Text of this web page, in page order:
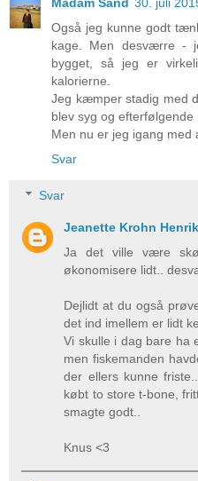
Også jeg kunne godt
kage. Men desværre -
bygget, så jeg er
kalorierne.
Jeg kæmper stadig med
blev syg og efterfølgende
Men nu er jeg igang med
Svar
Svar
Jeanette Krohn
Ja det ville være
økonomisere lidt..
Dejlidt at du også
det ind imellem er lidt
Vi skulle i dag bare ha
men fiskemanden
der ellers kunne
købt to store t-bone,
smagte godt..
Knus <3